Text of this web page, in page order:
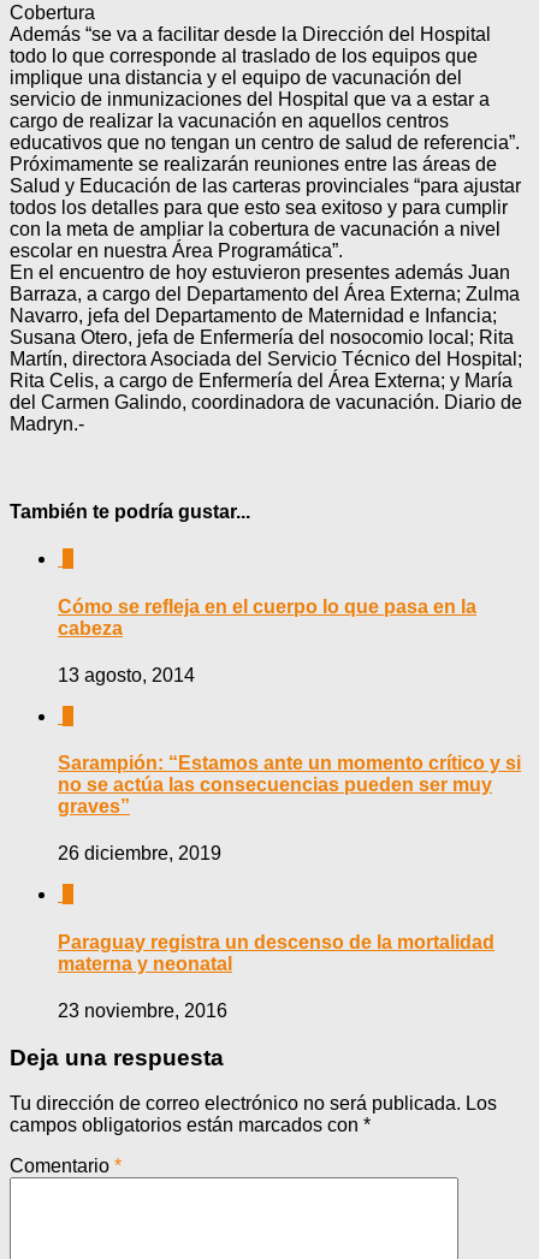
Cobertura
Además “se va a facilitar desde la Dirección del Hospital
todo lo que corresponde al traslado de los equipos que
implique una distancia y el equipo de vacunación del
servicio de inmunizaciones del Hospital que va a estar a
cargo de realizar la vacunación en aquellos centros
educativos que no tengan un centro de salud de referencia”.
Próximamente se realizarán reuniones entre las áreas de
Salud y Educación de las carteras provinciales “para ajustar
todos los detalles para que esto sea exitoso y para cumplir
con la meta de ampliar la cobertura de vacunación a nivel
escolar en nuestra Área Programática”.
En el encuentro de hoy estuvieron presentes además Juan
Barraza, a cargo del Departamento del Área Externa; Zulma
Navarro, jefa del Departamento de Maternidad e Infancia;
Susana Otero, jefa de Enfermería del nosocomio local; Rita
Martín, directora Asociada del Servicio Técnico del Hospital;
Rita Celis, a cargo de Enfermería del Área Externa; y María
del Carmen Galindo, coordinadora de vacunación. Diario de
Madryn.-
También te podría gustar...
Cómo se refleja en el cuerpo lo que pasa en la
cabeza
13 agosto, 2014
Sarampión: “Estamos ante un momento crítico y si
no se actúa las consecuencias pueden ser muy
graves”
26 diciembre, 2019
Paraguay registra un descenso de la mortalidad
materna y neonatal
23 noviembre, 2016
Deja una respuesta
Tu dirección de correo electrónico no será publicada. Los
campos obligatorios están marcados con *
Comentario *